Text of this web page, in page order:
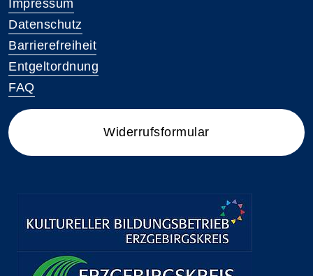
Impressum
Datenschutz
Barrierefreiheit
Entgeltordnung
FAQ
Widerrufsformular